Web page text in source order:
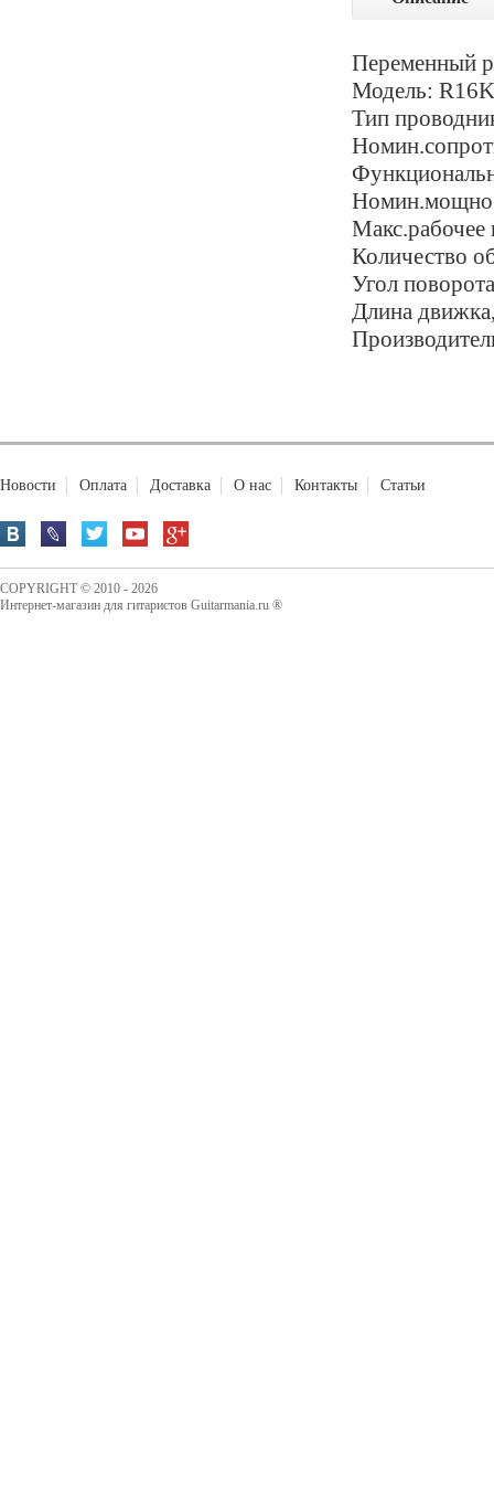
Переменный
Модель:
Тип
Количество
Угол
Длина
Новости Оплата Доставка О нас Контакты Статьи
COPYRIGHT © 2010 - 2026
Интернет-магазин для гитаристов Guitarmania.ru ®